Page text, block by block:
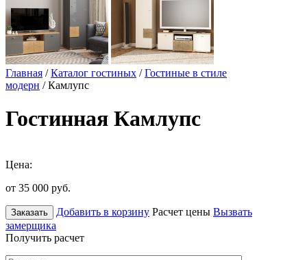
Главная /Каталог гостиных /Гостиные в стиле
модерн / Камлупс
Гостинная Камлупс
Цена:
от 35 000 руб.
Заказать Добавить в корзину Расчет цены Вызвать
замерщика
Получить расчет